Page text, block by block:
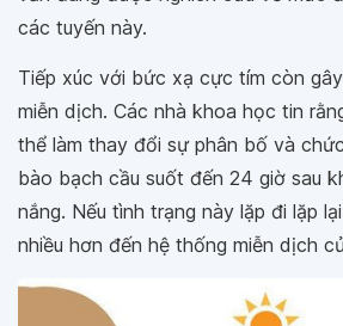
các tuyến này.
Tiếp xúc với bức xạ cực tím còn
miễn dịch. Các nhà khoa học tin
thể làm thay đổi sự phân bố và
bào bạch cầu suốt đến 24 giờ sau
nắng. Nếu tình trạng này lặp đi lặp
nhiều hơn đến hệ thống miễn dịch